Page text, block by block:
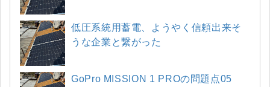
低圧系統用蓄電、ようやく信頼出来そ
うな企業と繋がった
GoPro MISSION 1 PROの問題点05